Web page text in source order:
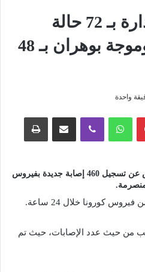
سطيف في الصدارة بـ 72 حالة
إصابة جديدة… وموجة بوهران بـ 48
واحدة
بينتيريست واتساب ڤايبر مشاركة عبر البريد
أعلنت وزارة الصحة اليوم الخميس عن تسجيل 460 إصابة جديدة بفيروس
من حيث عدد الإصابات، حيث تم